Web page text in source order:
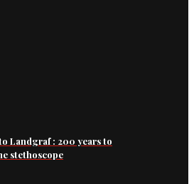
Landgraf : 200 years to
stethoscope